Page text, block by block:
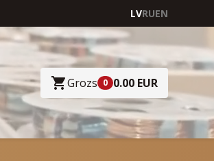
LVRUEN
Grozs 0 0.00 EUR